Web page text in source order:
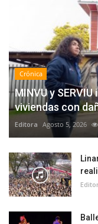
Crónica
MINVU y
viviendas con
Editora Agosto 5, 2026